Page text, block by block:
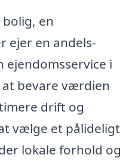
en
ejer en andels-
ejendomsservice i
bevare værdien
drift og
vælge et pålideligt
lokale forhold og